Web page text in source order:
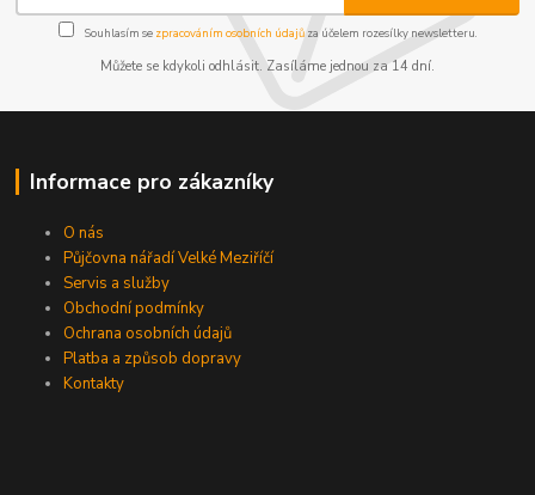
Souhlasím se zpracováním osobních údajůza účelem rozesílky newsletteru.
Můžete se kdykoli odhlásit. Zasíláme jednou za 14 dní.
Informace pro zákazníky
O nás
Půjčovna nářadí Velké Meziříčí
Servis a služby
Obchodní podmínky
Ochrana osobních údajů
Platba a způsob dopravy
Kontakty